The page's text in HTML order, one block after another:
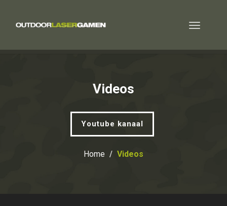
Toggle
Videos
Youtube kanaal
Home Videos